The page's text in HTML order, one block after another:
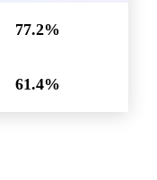
77.2%
61.4%